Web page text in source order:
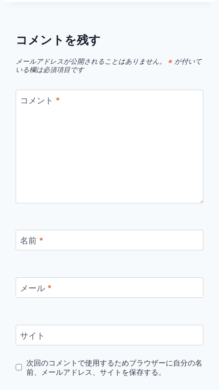
コメントを残す
メールアドレスが公開されることはありません。 ※ が付いて
いる欄は必須項目です
コメント *
名前 *
メール *
サイト
次回のコメントで使用するためブラウザーに自分の名
前、メールアドレス、サイトを保存する。